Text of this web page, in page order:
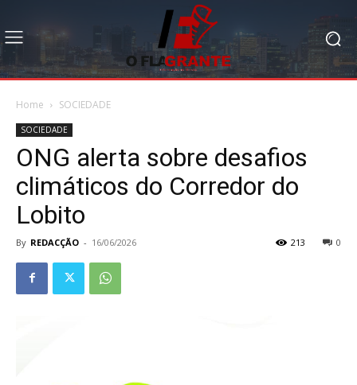
Home SOCIEDADE
SOCIEDADE
ONG alerta sobre desafios
climáticos do Corredor do
Lobito
By REDACÇÃO - 16/06/2026 0
213